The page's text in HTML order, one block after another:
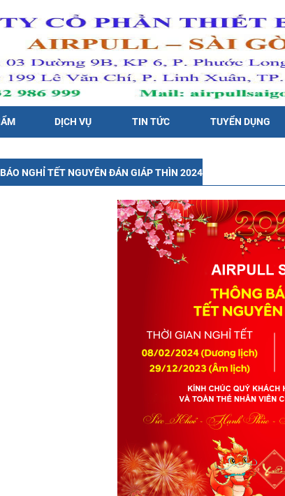
DỊCH VỤ TIN TỨC TUYỂN DỤNG
NGHỈ TẾT NGUYÊN ĐÁN GIÁP THÌN 2024